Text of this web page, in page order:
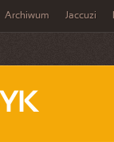
Archiwum Jaccuzi